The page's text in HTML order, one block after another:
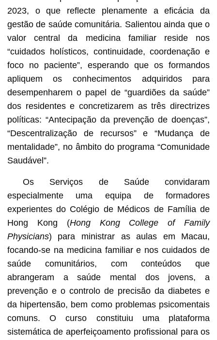
2023, o que reflecte plenamente a eficácia da
gestão de saúde comunitária. Salientou ainda que o
valor central da medicina familiar reside nos
“cuidados holísticos, continuidade, coordenação e
foco no paciente”, esperando que os formandos
apliquem os conhecimentos adquiridos para
desempenharem o papel de “guardiões da saúde”
dos residentes e concretizarem as três directrizes
políticas: “Antecipação da prevenção de doenças”,
“Descentralização de recursos” e “Mudança de
mentalidade”, no âmbito do programa “Comunidade
Saudável”.
Os Serviços de Saúde convidaram
especialmente uma equipa de formadores
experientes do Colégio de Médicos de Família de
Hong Kong (Hong Kong College of Family
Physicians) para ministrar as aulas em Macau,
focando-se na medicina familiar e nos cuidados de
saúde comunitários, com conteúdos que
abrangeram a saúde mental dos jovens, a
prevenção e o controlo de precisão da diabetes e
da hipertensão, bem como problemas psicomentais
comuns. O curso constituiu uma plataforma
sistemática de aperfeiçoamento profissional para os